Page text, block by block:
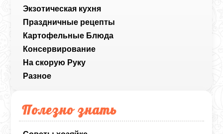
Экзотическая кухня
Праздничные рецепты
Картофельные Блюда
Консервирование
На скорую Руку
Разное
Полезно знать